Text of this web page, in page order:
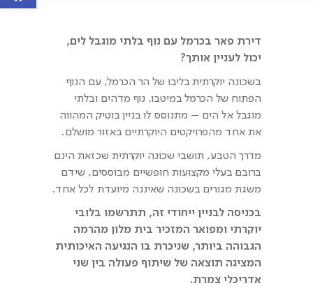
דירת פאר בכרמל עם נוף בלתי מוגבל לים,
יכול לעניין אותך?
בשכונה יוקרתית בליבו של הר הכרמל, עם הנוף
הפתוח של הכרמל במיטבו, נוף מדהים ובלתי
מוגבל אל הים – מתנוסס לו בניין בוטיק המהווה
את אחד מהפרויקטים היוקרתיים באזור מושלם.
מדרך הטבע, תושבי שכונה יוקרתית שכזאת הינם
ברובם בעלי מקצועות חופשיים מבוססים, שידם
משגת מגורים בשכונה שאיננה מיועדת לכל אחד.
בכניסה לבניין ייחודי זה, תתרשמו בלובי
יוקרתי ומפואר המזכיר בית מלון מהרמה
הגבוהה ביותר, שניכרת בו הנגיעה האיכותית
המציגה תוצאה של שיתוף פעולה בין שני
אדריכלי צמרת.